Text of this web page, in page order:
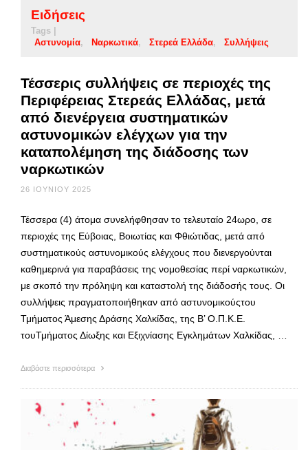
Ειδήσεις
Tags |
Αστυνομία
Ναρκωτικά Στερεά Ελλάδα Συλλήψεις
Τέσσερις συλλήψεις σε περιοχές της
Περιφέρειας Στερεάς Ελλάδας, μετά
από διενέργεια συστηματικών
αστυνομικών ελέγχων για την
καταπολέμηση της διάδοσης των
ναρκωτικών
26 ΙΟΥΝΊΟΥ 2025
Τέσσερα (4) άτομα συνελήφθησαν το τελευταίο 24ωρο, σε
περιοχές της Εύβοιας, Βοιωτίας και Φθιώτιδας, μετά από
συστηματικούς αστυνομικούς ελέγχους που διενεργούνται
καθημερινά για παραβάσεις της νομοθεσίας περί ναρκωτικών,
με σκοπό την πρόληψη και καταστολή της διάδοσής τους. Οι
συλλήψεις πραγματοποιήθηκαν από αστυνομικούςτου
Τμήματος Άμεσης Δράσης Χαλκίδας, της Β’ Ο.Π.Κ.Ε.
τουΤμήματος Δίωξης και Εξιχνίασης Εγκλημάτων Χαλκίδας, …
Διαβάστε περισσότερα